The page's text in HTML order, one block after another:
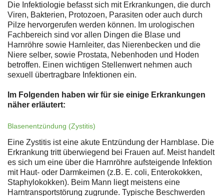
Die Infektiologie befasst sich mit Erkrankungen, die durch
Viren, Bakterien, Protozoen, Parasiten oder auch durch
Pilze hervorgerufen werden können. Im urologischen
Fachbereich sind vor allen Dingen die Blase und
Harnröhre sowie Harnleiter, das Nierenbecken und die
Niere selber, sowie Prostata, Nebenhoden und Hoden
betroffen. Einen wichtigen Stellenwert nehmen auch
sexuell übertragbare Infektionen ein.
Im Folgenden haben wir für sie einige Erkrankungen
näher erläutert:
Blasenentzündung (Zystitis)
Eine Zystitis ist eine akute Entzündung der Harnblase. Die
Erkrankung tritt überwiegend bei Frauen auf. Meist handelt
es sich um eine über die Harnröhre aufsteigende Infektion
mit Haut- oder Darmkeimen (z.B. E. coli, Enterokokken,
Staphylokokken). Beim Mann liegt meistens eine
Harntransportstörung zugrunde. Typische Beschwerden